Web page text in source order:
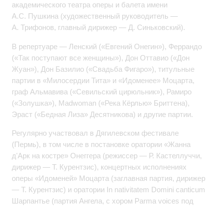
академического театра оперы и балета имени
А.С. Пушкина (художественный руководитель —
А. Трифонов, главный дирижер — Д. Синьковский).
В репертуаре — Ленский («Евгений Онегин»), Феррандо
(«Так поступают все женщины»), Дон Оттавио («Дон
Жуан»), Дон Базилио («Свадьба Фигаро»), титульные
партии в «Милосердии Тита» и «Идоменее» Моцарта,
граф Альмавива («Севильский цирюльник»), Рамиро
(«Золушка»), Madwoman («Река Кёрлью» Бриттена),
Эраст («Бедная Лиза» Десятникова) и другие партии.
Регулярно участвовал в Дягилевском фестивале
(Пермь), в том числе в постановке оратории «Жанна
д'Арк на костре» Онеггера (режиссер — Р. Кастеллуччи,
дирижер — Т. Курентзис), концертных исполнениях
оперы «Идоменей» Моцарта (заглавная партия, дирижер
— Т. Курентзис) и оратории In nativitatem Domini canticum
Шарпантье (партия Ангела, с хором Parma voices под